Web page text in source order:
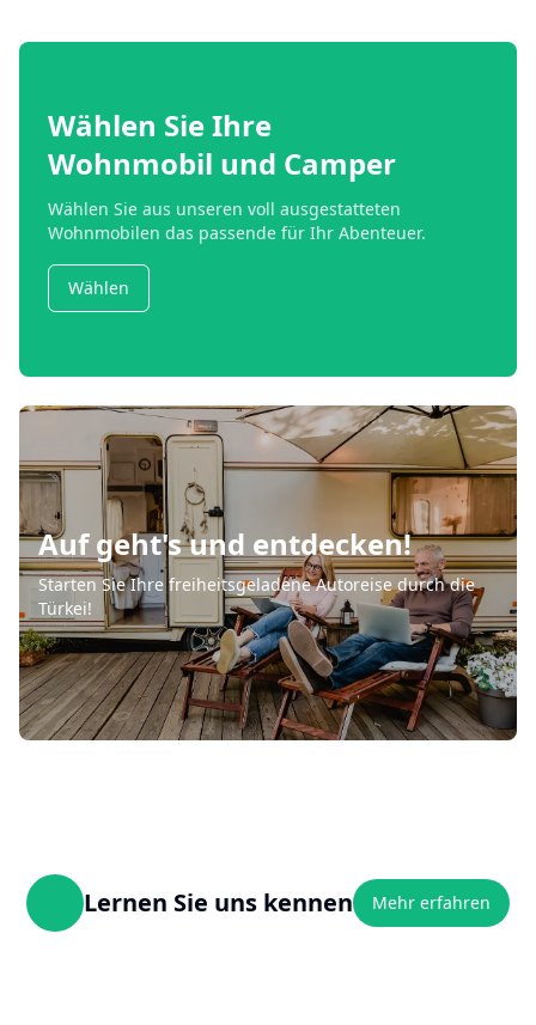
Wählen Sie Ihre
Wohnmobil und Camper
Wählen Sie aus unseren voll ausgestatteten
Wohnmobilen das passende für Ihr Abenteuer.
Wählen
Auf geht's und entdecken!
Starten Sie Ihre freiheitsgeladene Autoreise durch die
Türkei!
Lernen Sie uns kennen Mehr erfahren